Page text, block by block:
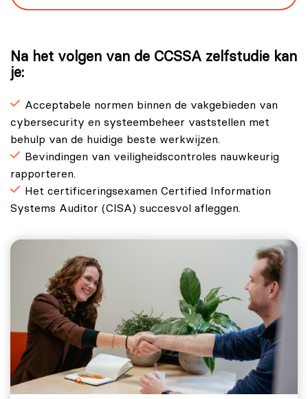
Na het volgen van de CCSSA zelfstudie kan
je:
Acceptabele normen binnen de vakgebieden van
cybersecurity en systeembeheer vaststellen met
behulp van de huidige beste werkwijzen.
Bevindingen van veiligheidscontroles nauwkeurig
rapporteren.
Het certificeringsexamen Certified Information
Systems Auditor (CISA) succesvol afleggen.